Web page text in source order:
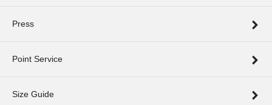
Press
Point Service
Size Guide